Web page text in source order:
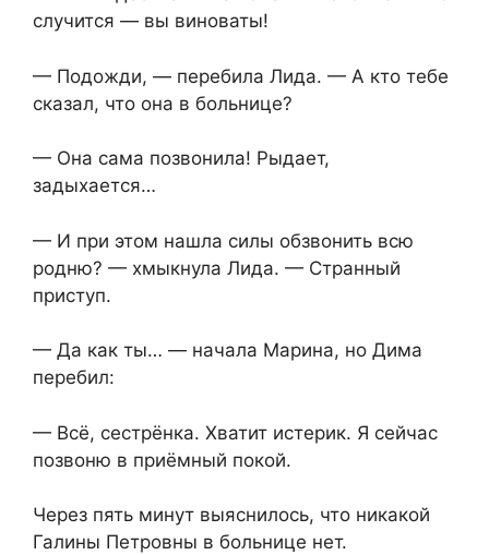
случится — вы виноваты!
— Подожди, — перебила Лида. — А кто тебе
сказал, что она в больнице?
— Она сама позвонила! Рыдает,
задыхается…
— И при этом нашла силы обзвонить всю
родню? — хмыкнула Лида. — Странный
приступ.
— Да как ты… — начала Марина, но Дима
перебил:
— Всё, сестрёнка. Хватит истерик. Я сейчас
позвоню в приёмный покой.
Через пять минут выяснилось, что никакой
Галины Петровны в больнице нет.